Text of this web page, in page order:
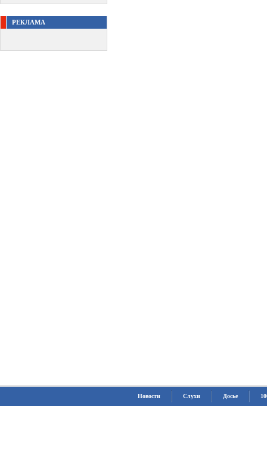
РЕКЛАМА
Новости Слухи Досье